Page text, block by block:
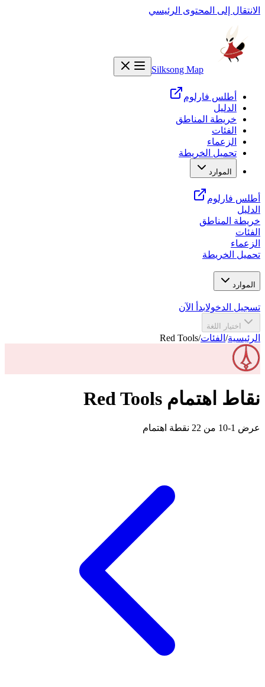
الانتقال إلى المحتوى الرئيسي
Silksong Map
أطلس فارلوم
الدليل
خريطة المناطق
الفئات
الزعماء
تحميل الخريطة
الموارد
أطلس فارلوم
الدليل
خريطة المناطق
الفئات
الزعماء
تحميل الخريطة
الموارد
تسجيل الدخولابدأ الآن
اختيار اللغة
الرئيسية/ الفئات/
Red Tools
نقاط اهتمام Red Tools
عرض 1-10 من 22 نقطة اهتمام